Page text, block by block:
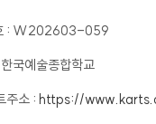
: W202603-059
한국예술종합학교
주소 :https://